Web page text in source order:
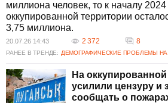
миллиона человек, то к началу 2024
оккупированной территории
3,75 миллиона.
20.07.26 14:43 2 372 8
РАНЕЕ В ТРЕНДЕ: ДЕМОГРАФИЧЕСКИЕ ПРОБЛЕМЫ
На
усилили цензуру и
сообщать о